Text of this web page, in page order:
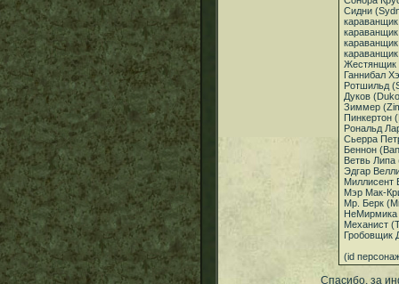
Сидни
Жестянщик
Ганнибал
Ротшильд
Дуков
Зиммер
Пинкертон
Рональд
Сьерра
Беннон
Ветвь
Эдгар
Миллисент
Мэр Мак-
Мр. Берк
НеМирмика
Механист
Гробовщик
(id
Спасибо, за